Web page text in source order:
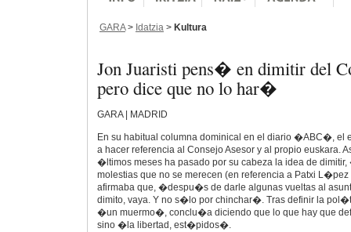
GARA> Idatzia > Kultura
Jon Juaristi pens� en dimitir del
pero dice que no lo har�
GARA | MADRID
En su habitual columna dominical en el diario �ABC�, el
a hacer referencia al Consejo Asesor y al propio euskara.
�ltimos meses ha pasado por su cabeza la idea de
molestias que no se merecen (en referencia a Patxi
afirmaba que, �despu�s de darle algunas vueltas al
dimito, vaya. Y no s�lo por chinchar�. Tras definir la
�un muermo�, conclu�a diciendo que lo que hay que
sino �la libertad, est�pidos�.